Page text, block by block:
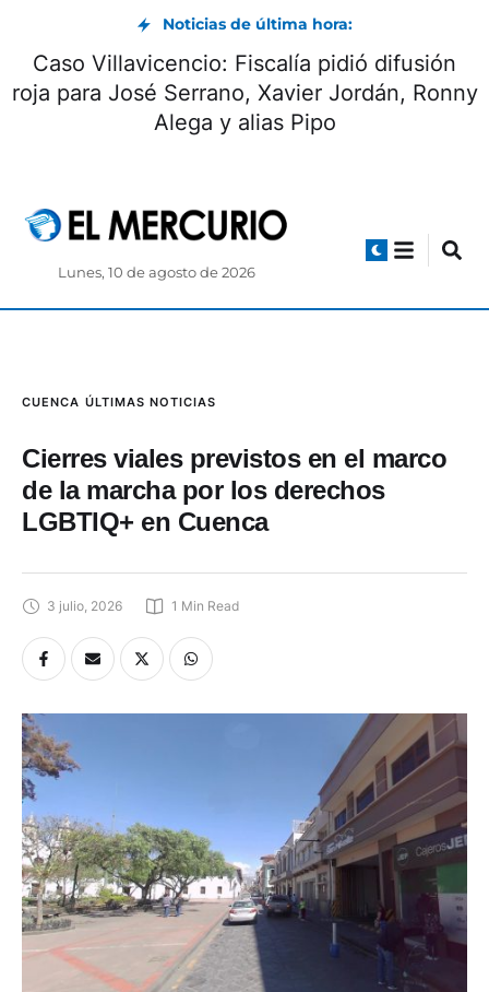
Noticias de última hora:
Caso Villavicencio: Fiscalía pidió difusión
roja para José Serrano, Xavier Jordán, Ronny
Alega y alias Pipo
Lunes, 10 de agosto de 2026
CUENCA ÚLTIMAS NOTICIAS
Cierres viales previstos en el marco
de la marcha por los derechos
LGBTIQ+ en Cuenca
3 julio, 2026 1 Min Read